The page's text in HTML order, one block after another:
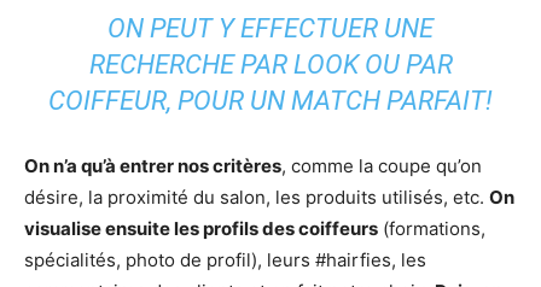
ON PEUT Y EFFECTUER UNE
RECHERCHE PAR LOOK OU PAR
COIFFEUR, POUR UN MATCH PARFAIT!
On n’a qu’à entrer nos critères, comme la coupe qu’on
désire, la proximité du salon, les produits utilisés, etc. On
visualise ensuite les profils des coiffeurs (formations,
spécialités, photo de profil), leurs #hairfies, les